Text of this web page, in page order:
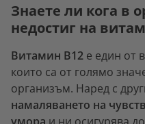
Знаете ли кога в
недостиг на
Витамин В12 е един от
които са от голямо
организъм. Наред с
намаляването на